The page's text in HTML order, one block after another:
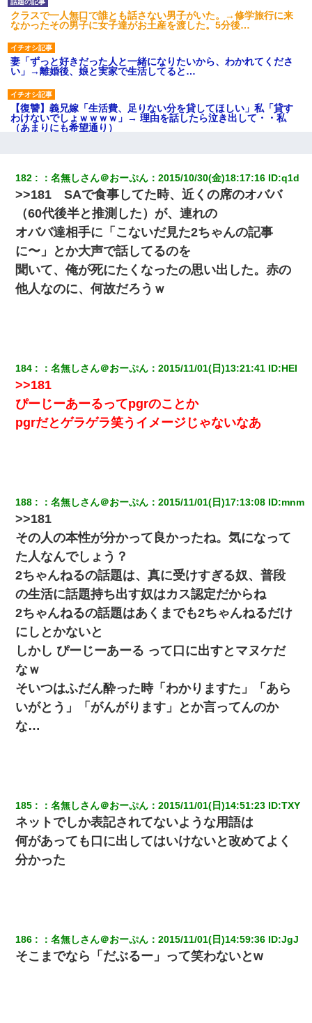
クラスで一人無口で誰とも話さない男子がいた。→修学旅行に来
なかったその男子に女子達がお土産を渡した。5分後…
妻「ずっと好きだった人と一緒になりたいから、わかれてくださ
い」→離婚後、娘と実家で生活してると…
【復讐】義兄嫁「生活費、足りない分を貸してほしい」私「貸す
わけないでしょｗｗｗｗ」→ 理由を話したら泣き出して・・私
（あまりにも希望通り）
って言ったら・・・
今日夫の実家に泊ったんだけど、朝起きたら股間がなんかモッコ
リしてた
姉旦那の友達「ほんとのパパだよ～」私のお腹を触ってほざく。
→思わず手を叩いて振り払ったら…
『わかんない！』って怒鳴り付けてくるし、困っってる」旦那
「話してみるよ」→ 後日・・・
父親がくも膜下出血で突然ﾀﾋ。→母の貯金が0なことが判明。→母
「私を家に置いてほしい、どうか見捨てないで(土下座」俺・嫁
旦那の元嫁「離婚したとはいえ、私が本来の妻。許可なく結婚す
るなんてどういう神経してるの？離婚届を記入して持って来い」
→笑いが止まらなくなり・・・
高1のとき男に襲われ、不妊の叔母に頼まれて出産。→叔母夫婦が
養子縁組してアメリカに子供を連れ帰った。→9・11で叔母夫婦が
亡くなってしまい…
兄の新しい嫁がやらかしすぎて辛い。当たり前のように実家や姪
の幼稚園に来る
[緊急]ベロベロの女に声をかけて行為してきた結果
【衝撃】ヤンキー女に「サせて」って言った結果
し…)うちの子ではないので迎えに行きません」→息子を名乗って
た人物の正体が判明するも・・・
妊娠中に「おいこのブタ女！てめー席譲れ！」と絡まれ腹を殴る
真似された。泣きながら夫に話すと一年後に…
朝起きたら嫁がいなかった。俺（嫁も嫁実家も電話に出ない…不
安だ）→ 仕事を早退して帰宅すると、嫁と嫁両親と知らない男が
２人・・・
182 ：名無しさん＠おーぷん ：2015/10/30(金)18:17:16 ID:q1d
>>181 SAで食事してた時、近くの席のオババ
（60代後半と推測した）が、連れの
オババ達相手に「こないだ見た2ちゃんの記事
に〜」とか大声で話してるのを
聞いて、俺が死にたくなったの思い出した。赤の
他人なのに、何故だろうｗ
184 ：名無しさん＠おーぷん ：2015/11/01(日)13:21:41 ID:HEI
>>181
ぴーじーあーるってpgrのことか
pgrだとゲラゲラ笑うイメージじゃないなあ
188 ：名無しさん＠おーぷん ：2015/11/01(日)17:13:08 ID:mnm
>>181
その人の本性が分かって良かったね。気になって
た人なんでしょう？
2ちゃんねるの話題は、真に受けすぎる奴、普段
の生活に話題持ち出す奴はカス認定だからね
2ちゃんねるの話題はあくまでも2ちゃんねるだけ
にしとかないと
しかし ぴーじーあーる って口に出すとマヌケだ
なｗ
そいつはふだん酔った時「わかりますた」「あら
いがとう」「がんがります」とか言ってんのか
な…
185 ：名無しさん＠おーぷん ：2015/11/01(日)14:51:23 ID:TXY
ネットでしか表記されてないような用語は
何があっても口に出してはいけないと改めてよく
分かった
186 ：名無しさん＠おーぷん ：2015/11/01(日)14:59:36 ID:JgJ
そこまでなら「だぶるー」って笑わないとw